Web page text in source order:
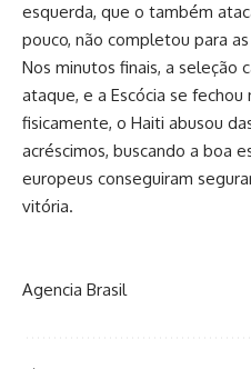
esquerda, que o também
pouco, não completou para
Nos minutos finais, a seleção
ataque, e a Escócia se
fisicamente, o Haiti abusou
acréscimos, buscando a boa
europeus conseguiram
vitória.
Agencia Brasil